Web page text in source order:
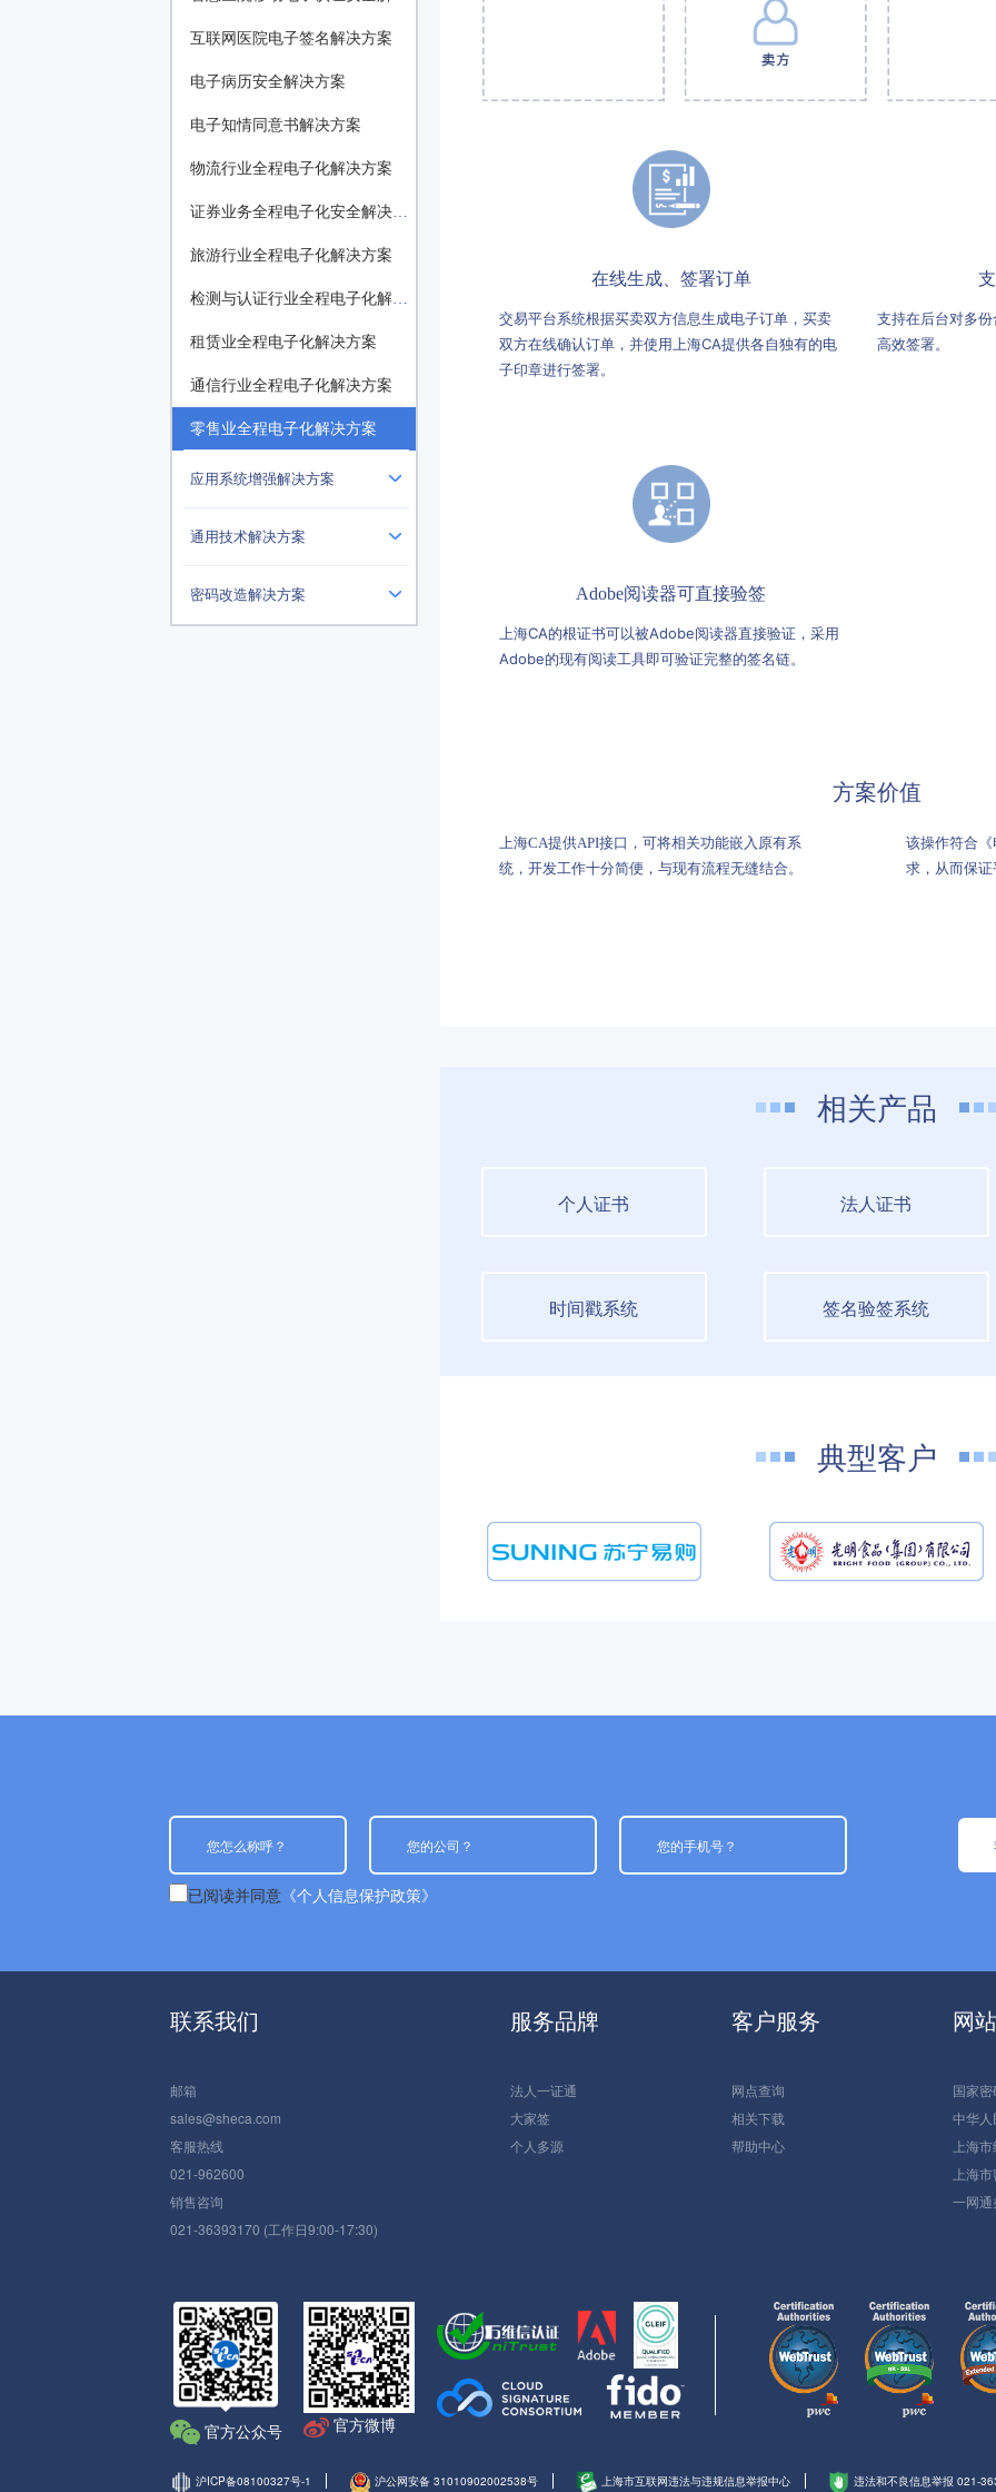
互联网医院电子签名解决方案
电子病历安全解决方案
电子知情同意书解决方案
物流行业全程电子化解决方案
证券业务全程电子化安全解决方案
旅游行业全程电子化解决方案
检测与认证行业全程电子化解决方案
租赁业全程电子化解决方案
通信行业全程电子化解决方案
零售业全程电子化解决方案
应用系统增强解决方案
通用技术解决方案
密码改造解决方案
在线生成、签署订单
交易平台系统根据买卖双方信息生成电子订单，买卖
双方在线确认订单，并使用上海CA提供各自独有的电
子印章进行签署。
支持在后台对多
高效签署。
Adobe阅读器可直接验签
上海CA的根证书可以被Adobe阅读器直接验证，采用
Adobe的现有阅读工具即可验证完整的签名链。
方案价值
上海CA提供API接口，可将相关功能嵌入原有系
统，开发工作十分简便，与现有流程无缝结合。
该操作符合
求，从而保证
相关产品
个人证书 法人证书
时间戳系统 签名验签系统
典型客户
已阅读并同意 《个人信息保护政策》
联系我们
邮箱
sales@sheca.com
客服热线
021-962600
销售咨询
021-36393170 (工作日9:00-17:30)
服务品牌
法人一证通
大家签
个人多源
客户服务
网点查询
相关下载
帮助中心
网
国家密
中华人
上海
上海
一网通
官方公众号 官方微博
沪ICP备08100327号-1 沪公网安备 31010902002538号 上海市互联网违法与违规信息举报中心 违法和不良信息举报 021-